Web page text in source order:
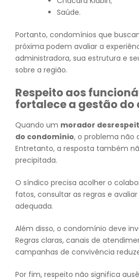
Saúde.
Portanto, condomínios que
próxima podem avaliar a
administradora, sua estrutura e
sobre a região.
Respeito aos
fortalece a gestão do
Quando um morador
do condomínio, o problema não
Entretanto, a resposta também
precipitada.
O síndico precisa acolher o
fatos, consultar as regras e
adequada.
Além disso, o condomínio deve
Regras claras, canais de
campanhas de convivência
Por fim, respeito não significa